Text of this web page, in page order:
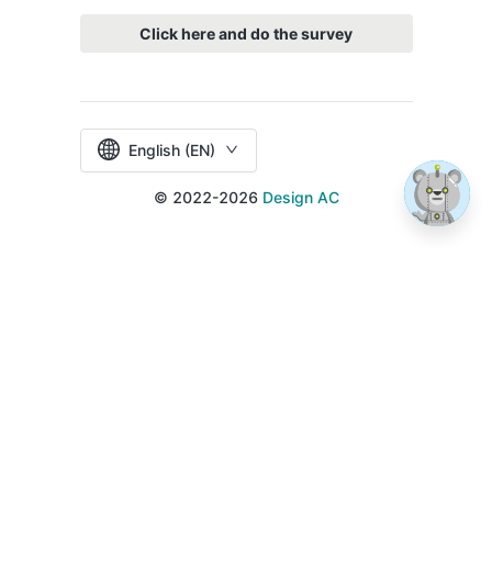
Click here and do the survey
English (EN)
© 2022-2026 Design AC